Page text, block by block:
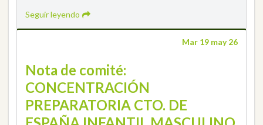
Seguir leyendo
Mar 19 may 26
Nota de comité:
CONCENTRACIÓN
PREPARATORIA CTO. DE